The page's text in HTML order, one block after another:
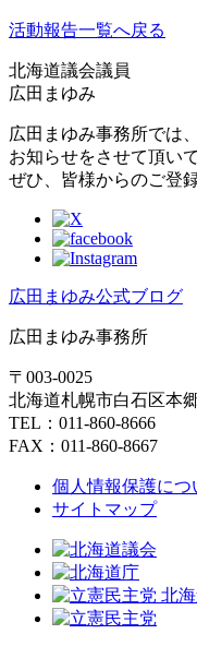
活動報告一覧へ戻る
北海道議会議員
広田まゆみ
広田まゆみ事務所では
お知らせをさせて頂い
ぜひ、皆様からのご登
広田まゆみ公式ブログ
広田まゆみ事務所
〒003-0025
北海道札幌市白石区本
TEL：011-860-8666
FAX：011-860-8667
個人情報保護につ
サイトマップ